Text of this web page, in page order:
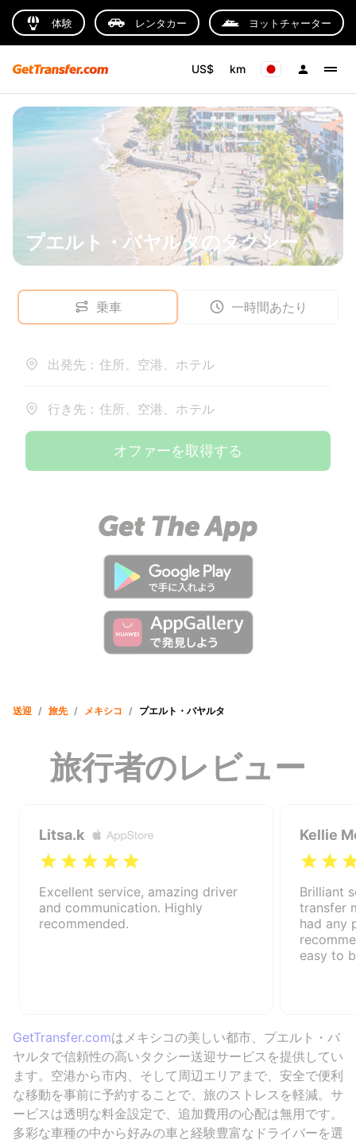
体験 レンタカー ヨットチャーター
US$ km
プエルト・バヤルタのタクシー
乗車 一時間あたり
出発先：住所、空港、ホテル
行き先：住所、空港、ホテル
オファーを取得する
送迎 / 旅先 / メキシコ / プエルト・バヤルタ
旅行者のレビュー
Litsa.k
Excellent service, amazing driver
and communication. Highly
recommended.
Kellie
Brilliant
transfer
had any
easy to
GetTransfer.comはメキシコの美しい都市、プエルト・バ
ヤルタで信頼性の高いタクシー送迎サービスを提供してい
ます。空港から市内、そして周辺エリアまで、安全で便利
な移動を事前に予約することで、旅のストレスを軽減。サ
ービスは透明な料金設定で、追加費用の心配は無用です。
多彩な車種の中から好みの車と経験豊富なドライバーを選